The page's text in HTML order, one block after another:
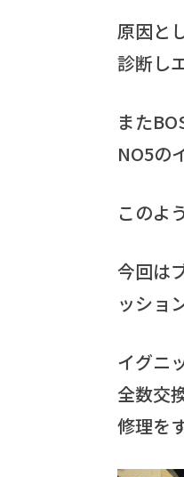
原因と
診断し
また
NO5の
このよ
今回は
ッショ
イグニ
全数交
修理を